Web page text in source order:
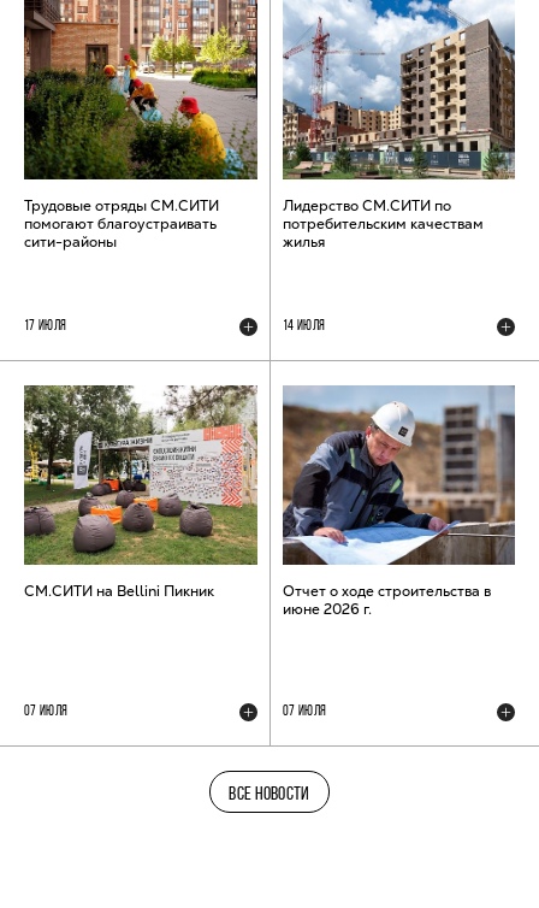
Трудовые отряды СМ.СИТИ
помогают благоустраивать
сити-районы
17 ИЮЛЯ
Лидерство СМ.СИТИ по
потребительским качествам
жилья
14 ИЮЛЯ
СМ.СИТИ на Bellini Пикник
07 ИЮЛЯ
Отчет о ходе строительства в
июне 2026 г.
07 ИЮЛЯ
ВСЕ НОВОСТИ